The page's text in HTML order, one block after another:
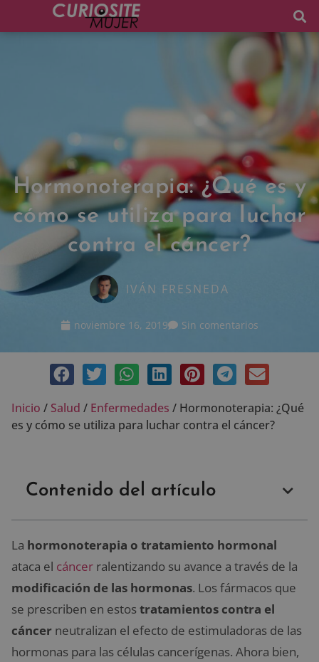
Hormonoterapia: ¿Qué es y
cómo se utiliza para luchar
contra el cáncer?
IVÁN FRESNEDA
noviembre 16, 2019 Sin comentarios
Inicio / Salud / Enfermedades / Hormonoterapia: ¿Qué
es y cómo se utiliza para luchar contra el cáncer?
Contenido del artículo
La hormonoterapia o tratamiento hormonal
ataca el cáncer ralentizando su avance a través de la
modificación de las hormonas. Los fármacos que
se prescriben en estostratamientos contra el
cáncer neutralizan el efecto de estimuladoras de las
hormonas para las células cancerígenas. Ahora bien,